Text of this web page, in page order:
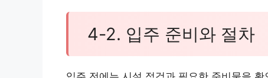
4-2. 입주 준비와 절차